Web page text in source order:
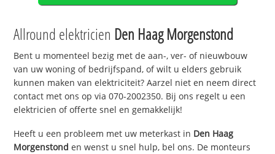
Allround elektricien Den Haag Morgenstond
Bent u momenteel bezig met de aan-, ver- of nieuwbouw
van uw woning of bedrijfspand, of wilt u elders gebruik
kunnen maken van elektriciteit? Aarzel niet en neem direct
contact met ons op via 070-2002350. Bij ons regelt u een
elektricien of offerte snel en gemakkelijk!
Heeft u een probleem met uw meterkast in Den Haag
Morgenstond en wenst u snel hulp, bel ons. De monteurs